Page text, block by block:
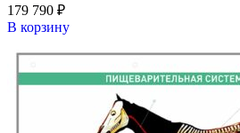
179 790 ₽
В корзину